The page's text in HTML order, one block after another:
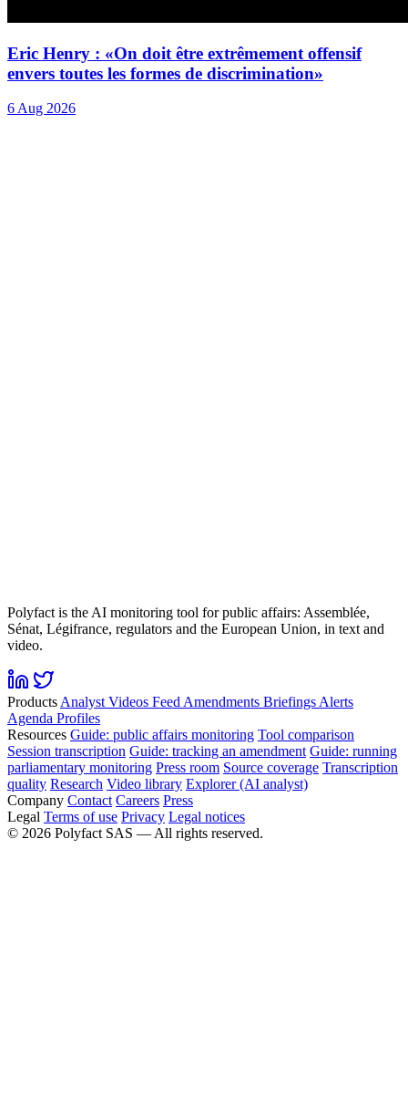
Eric Henry : «On doit être extrêmement offensif
envers toutes les formes de discrimination»
6 Aug 2026
Polyfact is the AI monitoring tool for public affairs: Assemblée,
Sénat, Légifrance, regulators and the European Union, in text and
video.
Products Analyst Videos Feed Amendments Briefings Alerts
Agenda Profiles
Resources Guide: public affairs monitoring Tool comparison
Session transcription Guide: tracking an amendment Guide: running
parliamentary monitoring Press room Source coverage Transcription
quality Research Video library Explorer (AI analyst)
Company Contact Careers Press
Legal Terms of use Privacy Legal notices
© 2026 Polyfact SAS — All rights reserved.